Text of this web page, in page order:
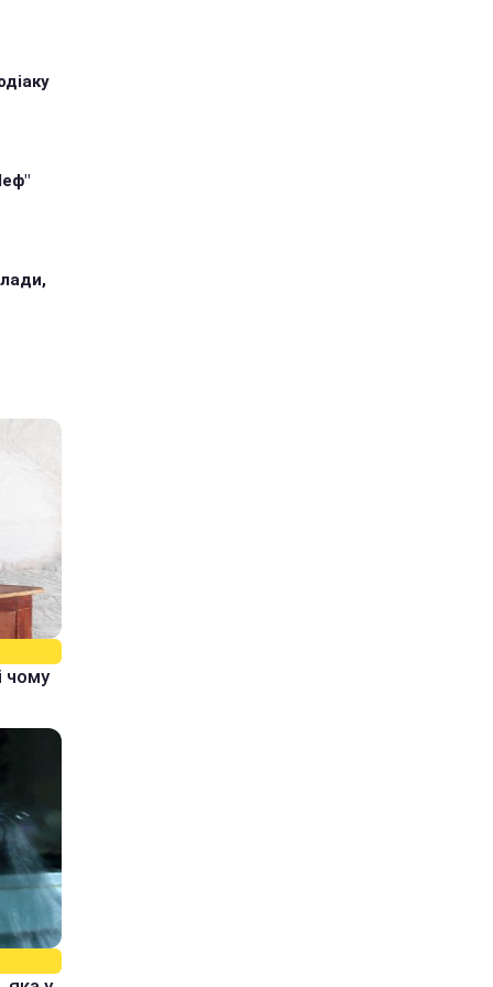
чому